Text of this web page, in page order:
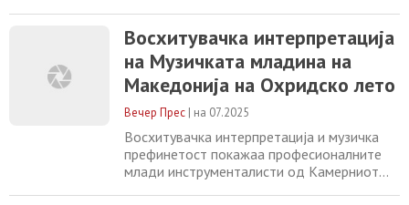
фестивалот ја негува долги години,
поддржувајќи врвни музички изведби во
рамките на програмата. Џијан Емин, еден
од највпечатливите џез музичари во
регионот, автор,
Восхитувачка интерпретација
на Музичката младина на
Македонија на Охридско лето
Вечер Прес | на 07.2025
Восхитувачка интерпретација и музичка
префинетост покажаа професионалните
млади инструменталисти од Камерниот